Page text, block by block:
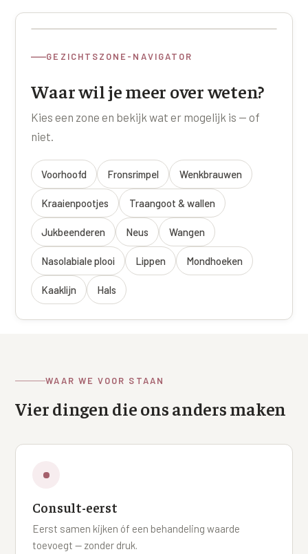
Wangen
Hals
Decolleté
Rimpels
Hyperpigmentatie
Overmatig zweten
Kaalheid en haarverlies
Bekijk alle zones →
Saypha Volume Plus
HUID & AANVULLEND
Epionce huidverzorging
Peeling
Plexr Soft Surgery
PRP-behandeling
RRS HA Eyes
Tretinoïne (vitamine A zuur) crème
Volume Verlies Profiel
GEZICHTSZONE-NAVIGATOR
Waar wil je meer over weten?
Kies een zone en bekijk wat er mogelijk is — of
niet.
Voorhoofd Fronsrimpel Wenkbrauwen
Kraaienpootjes Traangoot & wallen
Jukbeenderen Neus Wangen
Nasolabiale plooi Lippen Mondhoeken
Kaaklijn Hals
WAAR WE VOOR STAAN
Vier dingen die ons anders maken
Consult-eerst
Eerst samen kijken óf een behandeling waarde
toevoegt — zonder druk.